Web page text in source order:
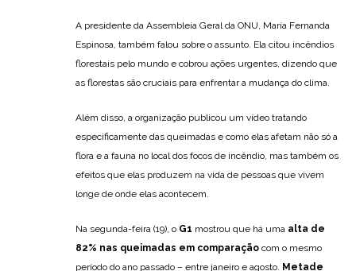
A presidente da Assembleia Geral da ONU, María Fernanda
Espinosa, também falou sobre o assunto. Ela citou incêndios
florestais pelo mundo e cobrou ações urgentes, dizendo que
as florestas são cruciais para enfrentar a mudança do clima.
Além disso, a organização publicou um vídeo tratando
especificamente das queimadas e como elas afetam não só a
flora e a fauna no local dos focos de incêndio, mas também os
efeitos que elas produzem na vida de pessoas que vivem
longe de onde elas acontecem.
Na segunda-feira (19), o G1 mostrou que há uma alta de
82% nas queimadas em comparação com o mesmo
período do ano passado – entre janeiro e agosto. Metade